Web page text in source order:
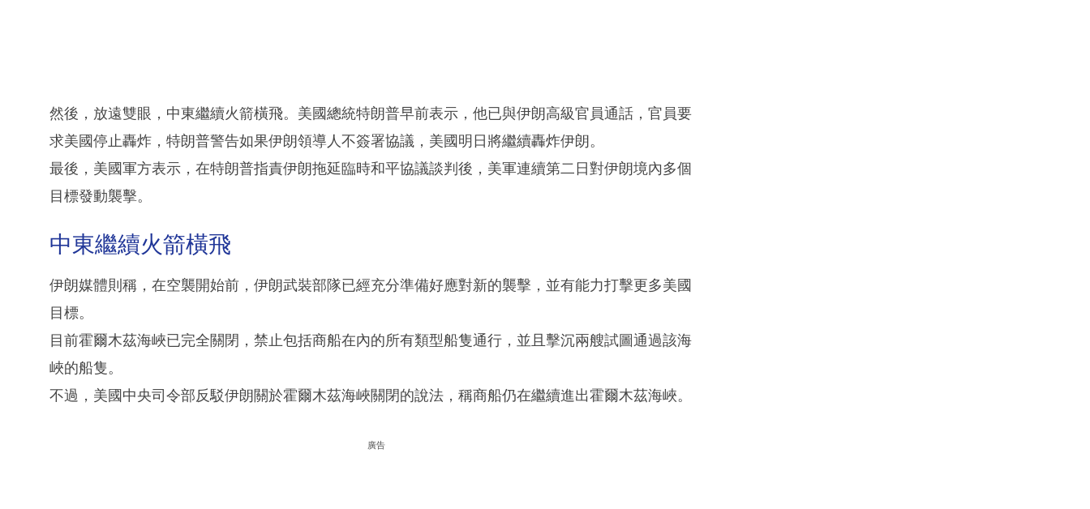
然後，放遠雙眼，中東繼續火箭橫飛。美國總統特朗普早前表示，他已與伊朗高級官員通話，官員要
求美國停止轟炸，特朗普警告如果伊朗領導人不簽署協議，美國明日將繼續轟炸伊朗。
最後，美國軍方表示，在特朗普指責伊朗拖延臨時和平協議談判後，美軍連續第二日對伊朗境內多個
目標發動襲擊。
中東繼續火箭橫飛
伊朗媒體則稱，在空襲開始前，伊朗武裝部隊已經充分準備好應對新的襲擊，並有能力打擊更多美國
目標。
目前霍爾木茲海峽已完全關閉，禁止包括商船在內的所有類型船隻通行，並且擊沉兩艘試圖通過該海
峽的船隻。
不過，美國中央司令部反駁伊朗關於霍爾木茲海峽關閉的說法，稱商船仍在繼續進出霍爾木茲海峽。
廣告